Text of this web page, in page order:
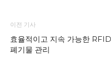
이전 기사
효율적이고 지속 가능한 RFID
폐기물 관리